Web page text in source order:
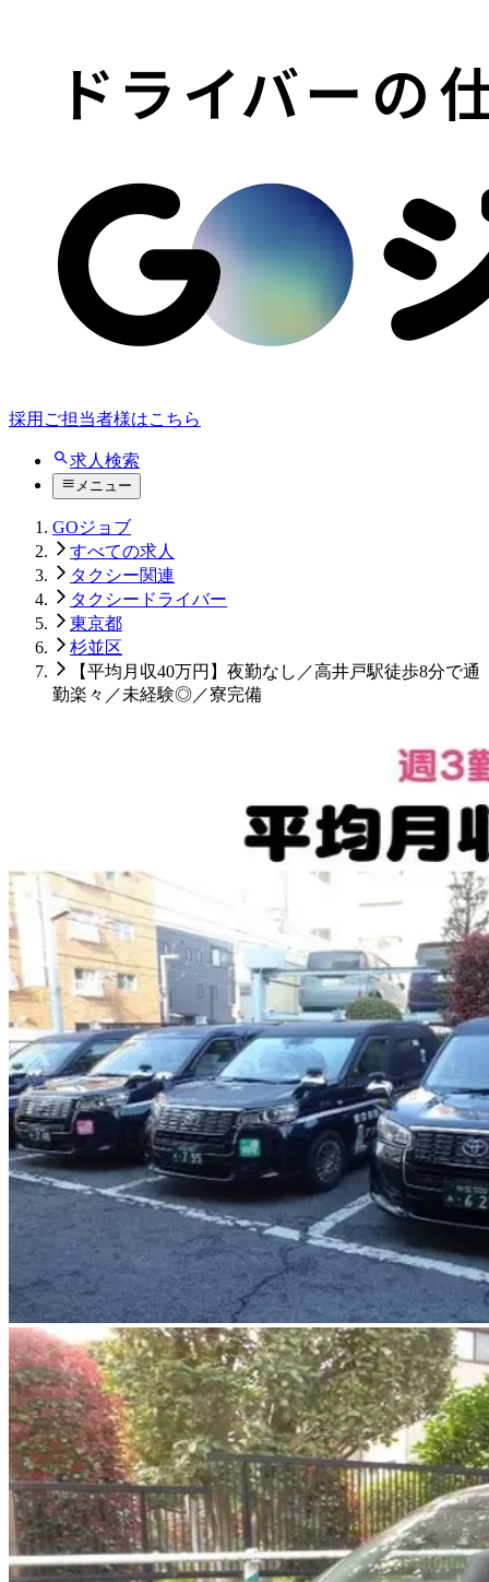
採用ご担当者様はこちら
求人検索
メニュー
GOジョブ
すべての求人
タクシー関連
タクシードライバー
東京都
杉並区
【平均月収40万円】夜勤なし／高井戸駅徒歩8分で通
勤楽々／未経験◎／寮完備